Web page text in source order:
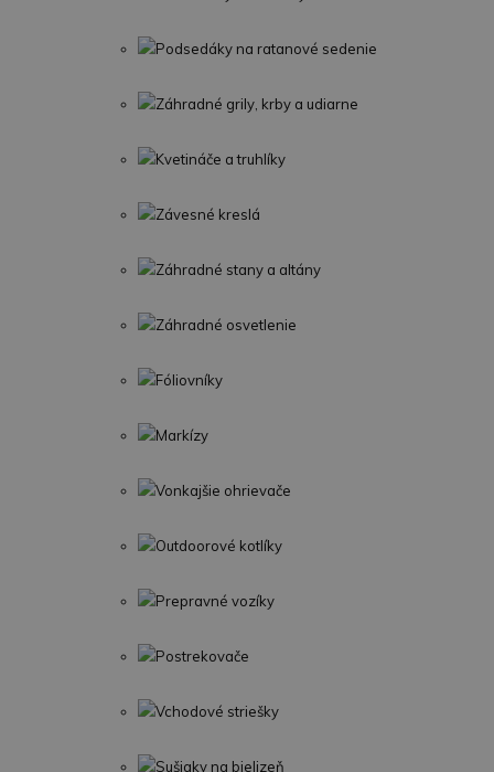
Podsedáky na ratanové sedenie
Záhradné grily, krby a udiarne
Kvetináče a truhlíky
Závesné kreslá
Záhradné stany a altány
Záhradné osvetlenie
Fóliovníky
Markízy
Vonkajšie ohrievače
Outdoorové kotlíky
Prepravné vozíky
Postrekovače
Vchodové striešky
Sušiaky na bielizeň